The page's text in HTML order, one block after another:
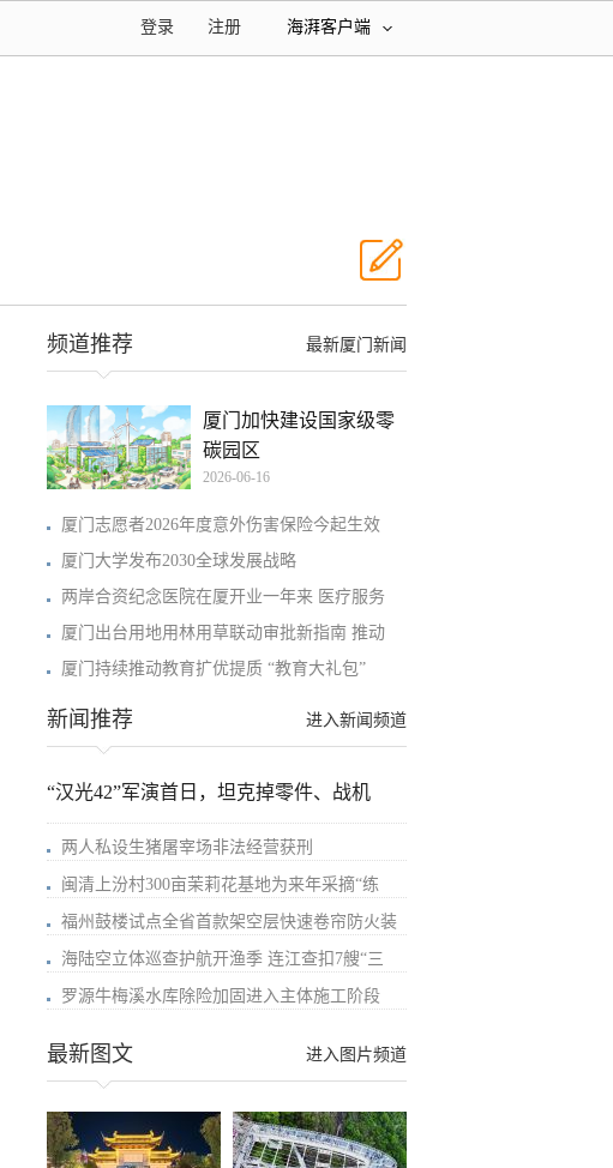
海湃客户端
注册
登录
最新厦门新闻
频道推荐
厦门加快建设国家级零
碳园区
2026-06-16
厦门志愿者2026年度意外伤害保险今起生效
厦门大学发布2030全球发展战略
两岸合资纪念医院在厦开业一年来 医疗服务
厦门出台用地用林用草联动审批新指南 推动
厦门持续推动教育扩优提质 “教育大礼包”
进入新闻频道
新闻推荐
“汉光42”军演首日，坦克掉零件、战机
两人私设生猪屠宰场非法经营获刑
闽清上汾村300亩茉莉花基地为来年采摘“练
福州鼓楼试点全省首款架空层快速卷帘防火装
海陆空立体巡查护航开渔季 连江查扣7艘“三
罗源牛梅溪水库除险加固进入主体施工阶段
进入图片频道
最新图文